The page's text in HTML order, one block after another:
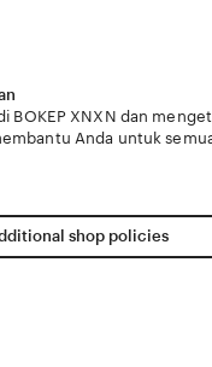
BOKEP XNXN dan
Anda untuk
shop policies